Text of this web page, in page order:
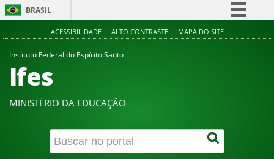
BRASIL
Simplifique!
Canais
ACESSIBILIDADE ALTO CONTRASTE MAPA DO SITE
Instituto Federal do Espírito Santo
Ifes
MINISTÉRIO DA EDUCAÇÃO